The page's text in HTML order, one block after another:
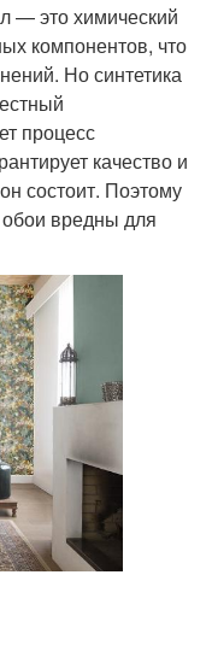
— это химический
компонентов, что
Но синтетика
процесс
качество и
состоит. Поэтому
вредны для